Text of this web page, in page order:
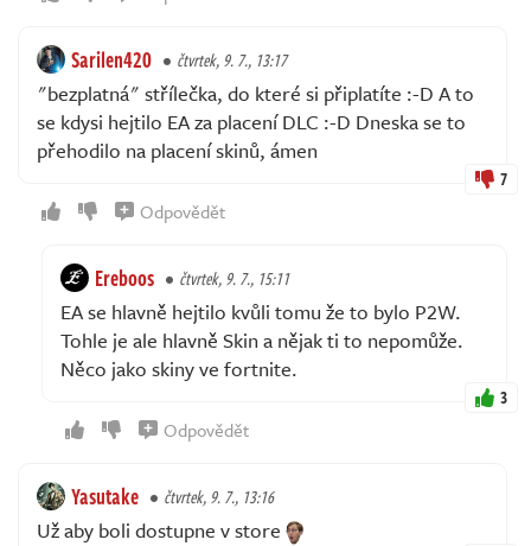
Sarilen420 čtvrtek, 9. 7., 13:17
"bezplatná" střílečka, do které si připlatíte :-D A to
se kdysi hejtilo EA za placení DLC :-D Dneska se to
přehodilo na placení skinů, ámen
7
Odpovědět
Ereboos čtvrtek, 9. 7., 15:11
EA se hlavně hejtilo kvůli tomu že to bylo P2W.
Tohle je ale hlavně Skin a nějak ti to nepomůže.
Něco jako skiny ve fortnite.
3
Odpovědět
Yasutake čtvrtek, 9. 7., 13:16
Už aby boli dostupne v store